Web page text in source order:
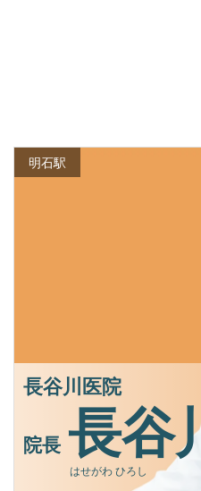
明石駅
長谷川医院
院長 長谷
はせがわ ひろし